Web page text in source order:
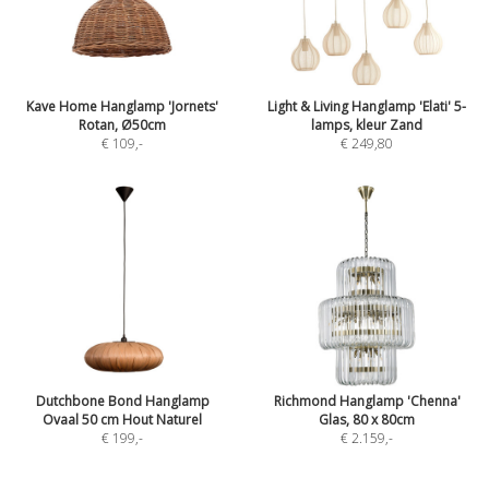
Kave Home Hanglamp 'Jornets'
Rotan, Ø50cm
€ 109,-
Light & Living Hanglamp 'Elati' 5-
lamps, kleur Zand
€ 249,80
Dutchbone Bond Hanglamp
Ovaal 50 cm Hout Naturel
€ 199,-
Richmond Hanglamp 'Chenna'
Glas, 80 x 80cm
€ 2.159,-